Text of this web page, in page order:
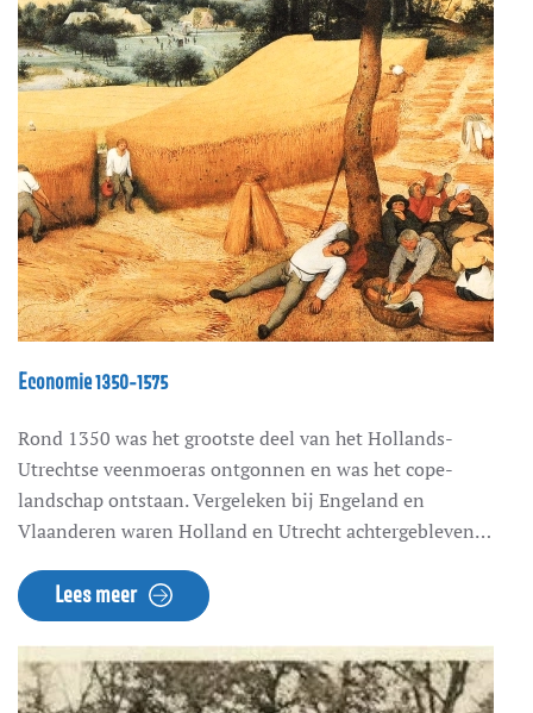
Economie 1350-1575
Rond 1350 was het grootste deel van het Hollands-
Utrechtse veenmoeras ontgonnen en was het cope-
landschap ontstaan. Vergeleken bij Engeland en
Vlaanderen waren Holland en Utrecht achtergebleven
agrarische sector, er was nauwelijks industrie, de
urbanisatiegraad was laag (15%) en de steden waren klein
(Utrecht telde rond 1400 ca. 13.000 inwoners tegen meer
dan 50.000 in Londen en Gent).
Lees meer